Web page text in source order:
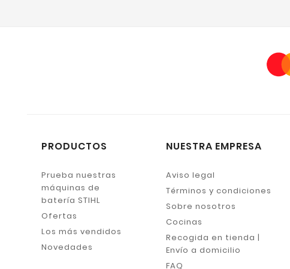
PRODUCTOS
Prueba nuestras
máquinas de
batería STIHL
Ofertas
Los más vendidos
Novedades
NUESTRA EMPRESA
Aviso legal
Términos y condiciones
Sobre nosotros
Cocinas
Recogida en tienda |
Envío a domicilio
FAQ